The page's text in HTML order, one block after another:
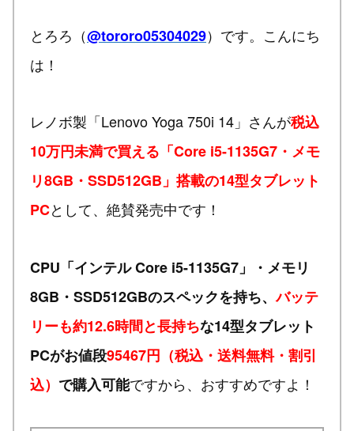
とろろ（@tororo05304029）です。こんにち
は！
レノボ製「Lenovo Yoga 750i 14」さんが税込
10万円未満で買える「Core i5-1135G7・メモ
リ8GB・SSD512GB」搭載の14型タブレット
PCとして、絶賛発売中です！
CPU「インテル Core i5-1135G7」・メモリ
8GB・SSD512GBのスペックを持ち、バッテ
リーも約12.6時間と長持ちな14型タブレット
PCがお値段95467円（税込・送料無料・割引
込） で購入可能ですから、おすすめですよ！